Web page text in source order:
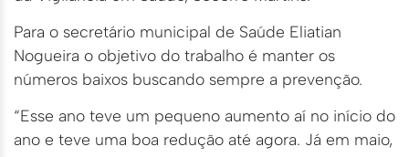
Para o secretário municipal de Saúde Eliatian
Nogueira o objetivo do trabalho é manter os
números baixos buscando sempre a prevenção.
“Esse ano teve um pequeno aumento aí no início do
ano e teve uma boa redução até agora. Já em maio,